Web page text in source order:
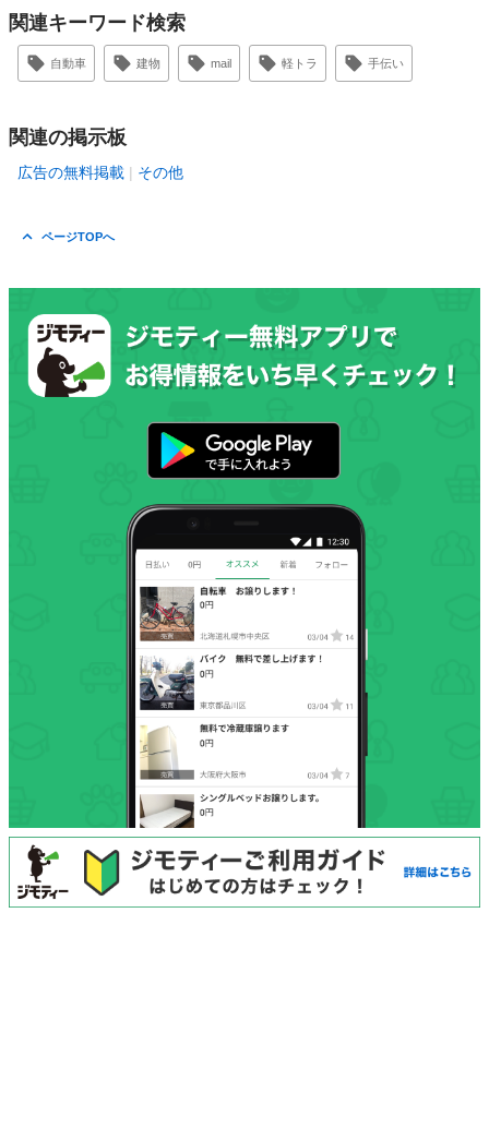
関連キーワード検索
自動車 建物 mail 軽トラ 手伝い
関連の掲示板
広告の無料掲載 その他
ページTOPへ